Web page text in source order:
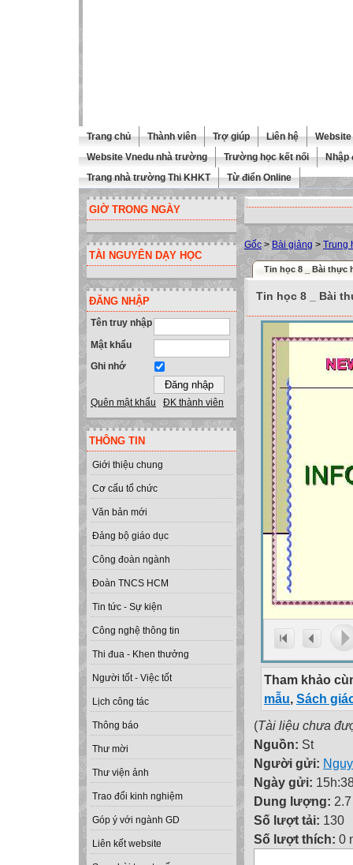
Trang chủ Thành viên Trợ giúp Liên hệ
Website Vnedu nhà trường
Trường học kết nối
Nhập
Trang nhà trường Thi KHKT
Từ điển Online
GIỜ TRONG NGÀY
TÀI NGUYÊN DẠY HỌC
ĐĂNG NHẬP
Tên truy nhập
Mật khẩu
Ghi nhớ
Quên mật khẩu ĐK thành viên
THÔNG TIN
Giới thiệu chung
Cơ cấu tổ chức
Văn bản mới
Đảng bộ giáo dục
Công đoàn ngành
Đoàn TNCS HCM
Tin tức - Sự kiện
Công nghệ thông tin
Thi đua - Khen thưởng
Người tốt - Việc tốt
Lịch công tác
Thông báo
Thư mời
Thư viện ảnh
Trao đổi kinh nghiệm
Góp ý với ngành GD
Liên kết website
Gốc > Bài giảng > Trung
Tin học 8 _ Bài thực
Tin học 8 _ Bài
Tham khảo
mẫu, Sách
(Tài liệu chưa
Nguồn: St
Người gửi:
Ngày gửi:
Dung lượng:
Số lượt tải: 130
Số lượt thích: 0